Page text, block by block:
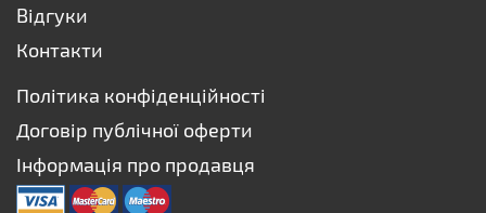
Відгуки
Контакти
Політика конфіденційності
Договір публічної оферти
Інформація про продавця